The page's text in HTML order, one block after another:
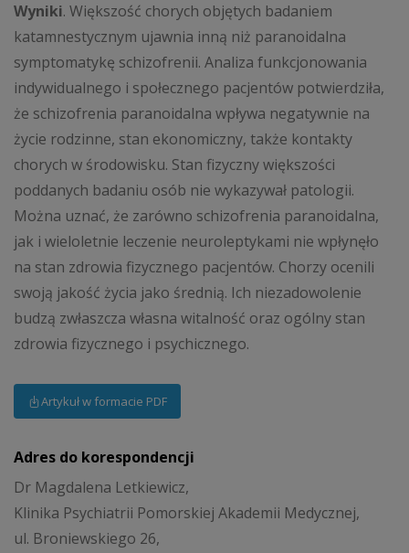
Wyniki. Większość chorych objętych badaniem
katamnestycznym ujawnia inną niż paranoidalna
symptomatykę schizofrenii. Analiza funkcjonowania
indywidualnego i społecznego pacjentów potwierdziła,
że schizofrenia paranoidalna wpływa negatywnie na
życie rodzinne, stan ekonomiczny, także kontakty
chorych w środowisku. Stan fizyczny większości
poddanych badaniu osób nie wykazywał patologii.
Można uznać, że zarówno schizofrenia paranoidalna,
jak i wieloletnie leczenie neuroleptykami nie wpłynęło
na stan zdrowia fizycznego pacjentów. Chorzy ocenili
swoją jakość życia jako średnią. Ich niezadowolenie
budzą zwłaszcza własna witalność oraz ogólny stan
zdrowia fizycznego i psychicznego.
Artykuł w formacie PDF
Adres do korespondencji
Dr Magdalena Letkiewicz,
Klinika Psychiatrii Pomorskiej Akademii Medycznej,
ul. Broniewskiego 26,